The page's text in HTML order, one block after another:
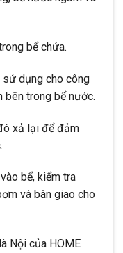
bể chứa.
dụng cho công
bên trong bể nước.
xả lại để đảm
bể, kiểm tra
và bàn giao cho
Nội của HOME